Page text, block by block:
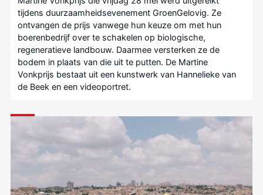
tijdens duurzaamheidsevenement GroenGelovig. Ze
ontvangen de prijs vanwege hun keuze om met hun
boerenbedrijf over te schakelen op biologische,
regeneratieve landbouw. Daarmee versterken ze de
bodem in plaats van die uit te putten. De Martine
Vonkprijs bestaat uit een kunstwerk van Hannelieke van
de Beek en een videoportret.